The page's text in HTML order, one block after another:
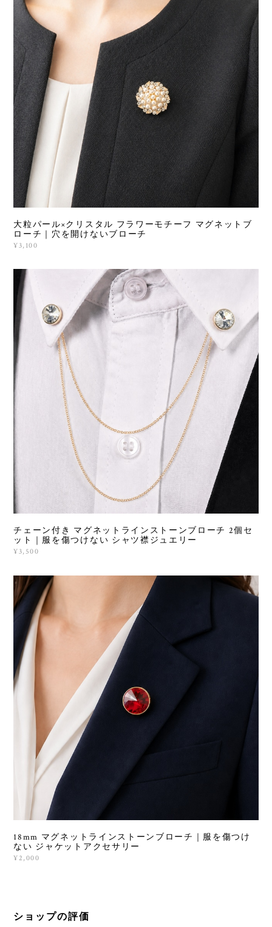
大粒パール×クリスタル フラワーモチーフ マグネットブ
ローチ｜穴を開けないブローチ
¥3,100
チェーン付き マグネットラインストーンブローチ 2個セ
ット｜服を傷つけない シャツ襟ジュエリー
¥3,500
18mm マグネットラインストーンブローチ｜服を傷つけ
ない ジャケットアクセサリー
¥2,000
ショップの評価